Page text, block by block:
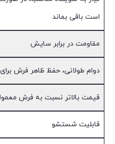
است باقی بماند
مقاومت در برابر سایش
دوام طولانی، حفظ ظاهر فرش
قیمت بالاتر نسبت به فرش
قابلیت شستشو